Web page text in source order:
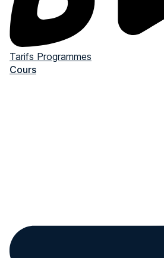
Tarifs Programmes
Cours